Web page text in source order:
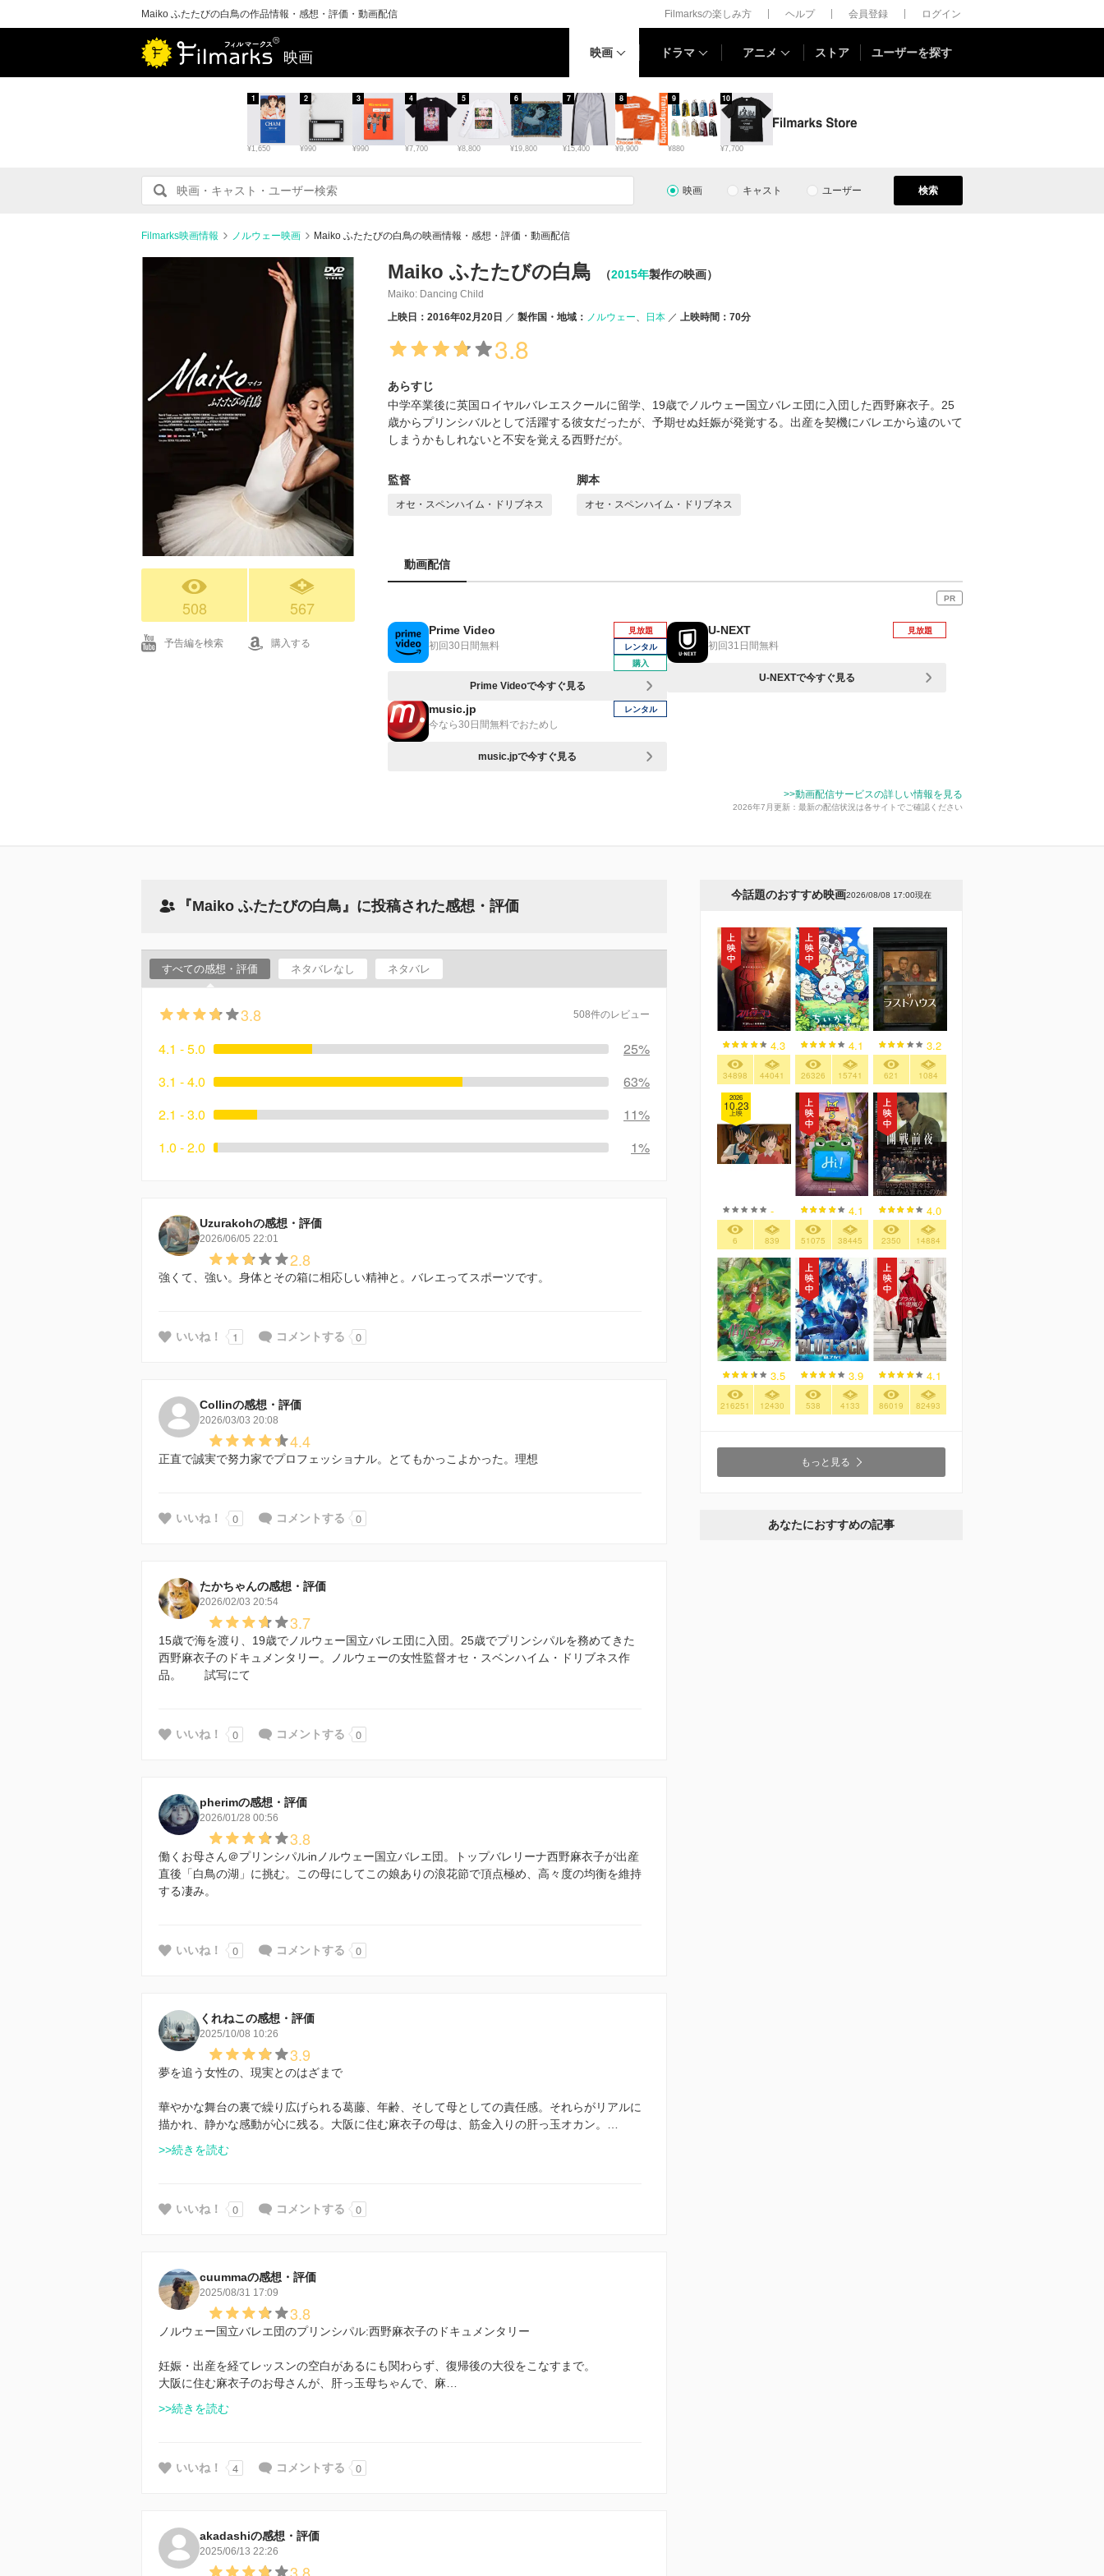
Maiko ふたたびの白鳥の作品情報・感想・評価・動画配信 Filmarksの楽しみ方 ヘルプ 会員登録 ログイン
映画 映画 ドラマ アニメ ストア ユーザーを探す
¥1,650
1
¥990
2
¥990
3
¥7,700
4
¥8,800
5
¥19,800
6
¥15,400
7
¥9,900
8
¥880
9
¥7,700
10
映画 キャスト ユーザー 検索
Filmarks映画情報 ノルウェー映画 Maiko ふたたびの白鳥の映画情報・感想・評価・動画配信
508 567
予告編を検索 購入する
Maiko ふたたびの白鳥 （2015年製作の映画）
Maiko: Dancing Child
上映日：2016年02月20日
製作国・地域： ノルウェー 日本 上映時間：70分
3.8
あらすじ
中学卒業後に英国ロイヤルバレエスクールに留学、19歳でノルウェー国立バレエ団に入団した西野麻衣子。25
歳からプリンシバルとして活躍する彼女だったが、予期せぬ妊娠が発覚する。出産を契機にバレエから遠のいて
しまうかもしれないと不安を覚える西野だが。
監督
オセ・スペンハイム・ドリブネス
脚本
オセ・スペンハイム・ドリブネス
動画配信
PR
Prime Video
初回30日間無料
見放題
レンタル
購入
Prime Videoで今すぐ見る
U-NEXT
初回31日間無料
見放題
U-NEXTで今すぐ見る
music.jp
今なら30日間無料でおためし
レンタル
music.jpで今すぐ見る
>>動画配信サービスの詳しい情報を見る
2026年7月更新：最新の配信状況は各サイトでご確認ください
『Maiko ふたたびの白鳥』に投稿された感想・評価
すべての感想・評価 ネタバレなし ネタバレ
3.8 508件のレビュー
4.1 - 5.0
25%
3.1 - 4.0
63%
2.1 - 3.0
11%
1.0 - 2.0
1%
Uzurakohの感想・評価
2026/06/05 22:01
2.8
強くて、強い。身体とその箱に相応しい精神と。バレエってスポーツです。
いいね！ 1 コメントする 0
Collinの感想・評価
2026/03/03 20:08
4.4
正直で誠実で努力家でプロフェッショナル。とてもかっこよかった。理想
いいね！ 0 コメントする 0
たかちゃんの感想・評価
2026/02/03 20:54
3.7
15歳で海を渡り、19歳でノルウェー国立バレエ団に入団。25歳でプリンシパルを務めてきた
西野麻衣子のドキュメンタリー。ノルウェーの女性監督オセ・スベンハイム・ドリブネス作
品。 試写にて
いいね！ 0 コメントする 0
pherimの感想・評価
2026/01/28 00:56
3.8
働くお母さん＠プリンシパルinノルウェー国立バレエ団。トップバレリーナ西野麻衣子が出産
直後「白鳥の湖」に挑む。この母にしてこの娘ありの浪花節で頂点極め、高々度の均衡を維持
する凄み。
いいね！ 0 コメントする 0
くれねこの感想・評価
2025/10/08 10:26
3.9
夢を追う女性の、現実とのはざまで
華やかな舞台の裏で繰り広げられる葛藤、年齢、そして母としての責任感。それらがリアルに
描かれ、静かな感動が心に残る。大阪に住む麻衣子の母は、筋金入りの肝っ玉オカン。…
>>続きを読む
いいね！ 0 コメントする 0
cuummaの感想・評価
2025/08/31 17:09
3.8
ノルウェー国立バレエ団のプリンシパル:西野麻衣子のドキュメンタリー
妊娠・出産を経てレッスンの空白があるにも関わらず、復帰後の大役をこなすまで。
大阪に住む麻衣子のお母さんが、肝っ玉母ちゃんで、麻…
>>続きを読む
いいね！ 4 コメントする 0
akadashiの感想・評価
2025/06/13 22:26
3.8
今話題のおすすめ映画2026/08/08 17:00現在
4.3
34898 44041
4.1
26326 15741
3.2
621 1084
2026
10.23
上映
-
6 839
4.1
51075 38445
4.0
2350 14884
3.5
216251 12430
3.9
538 4133
4.1
86019 82493
もっと見る
あなたにおすすめの記事